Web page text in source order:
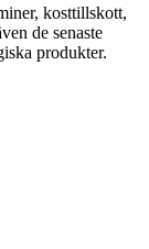
kosttillskott,
de senaste
produkter.